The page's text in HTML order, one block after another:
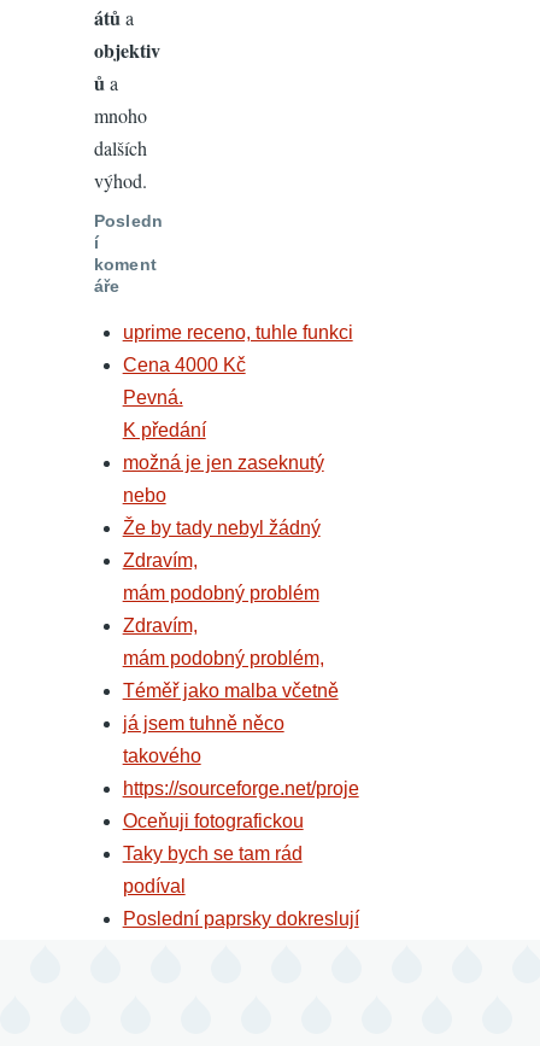
átů a
objektiv
ů a
mnoho
dalších
výhod.
Posledn
í
koment
áře
uprime receno, tuhle funkci
Cena 4000 Kč
Pevná.
K předání
možná je jen zaseknutý
nebo
Že by tady nebyl žádný
Zdravím,
mám podobný problém
Zdravím,
mám podobný problém,
Téměř jako malba včetně
já jsem tuhně něco
takového
https://sourceforge.net/proje
Oceňuji fotografickou
Taky bych se tam rád
podíval
Poslední paprsky dokreslují